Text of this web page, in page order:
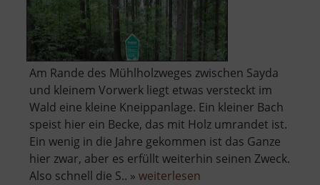
Am Rande des Mühlholzweges zwischen Sayda
und kleinem Vorwerk liegt etwas versteckt im
Wald eine kleine Kneippanlage. Ein kleiner Bach
speist hier ein Becke, das mit Holz umrandet ist.
Ein wenig in die Jahre gekommen ist das Ganze
hier zwar, aber es erfüllt weiterhin seinen Zweck.
Also schnell die S.. » weiterlesen